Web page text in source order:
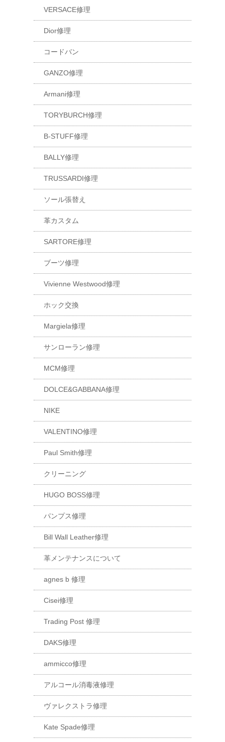
VERSACE修理
Dior修理
コードバン
GANZO修理
Armani修理
TORYBURCH修理
B-STUFF修理
BALLY修理
TRUSSARDI修理
ソール張替え
革カスタム
SARTORE修理
ブーツ修理
Vivienne Westwood修理
ホック交換
Margiela修理
サンローラン修理
MCM修理
DOLCE&GABBANA修理
NIKE
VALENTINO修理
Paul Smith修理
クリーニング
HUGO BOSS修理
パンプス修理
Bill Wall Leather修理
革メンテナンスについて
agnes b 修理
Cisei修理
Trading Post 修理
DAKS修理
ammicco修理
アルコール消毒液修理
ヴァレクストラ修理
Kate Spade修理